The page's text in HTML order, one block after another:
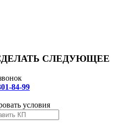
СЛЕДУЮЩЕЕ
84-99
условия